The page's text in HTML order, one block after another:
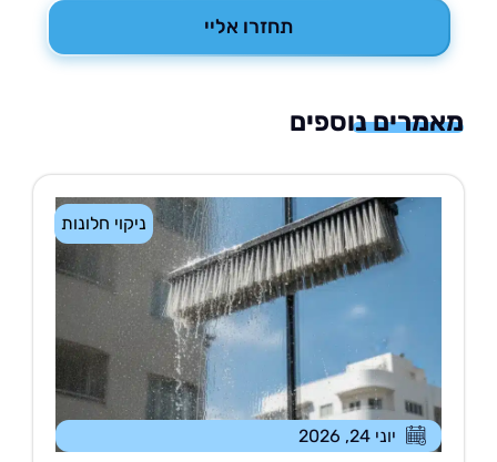
תחזרו אליי
נוספים
ניקוי חלונות
יוני 24, 2026